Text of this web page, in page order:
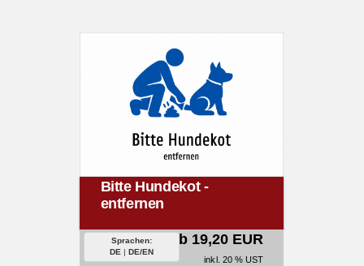
Bitte Hundekot -
entfernen
Sprachen:
DE | DE/EN
ab 19,20 EUR
inkl. 20 % UST